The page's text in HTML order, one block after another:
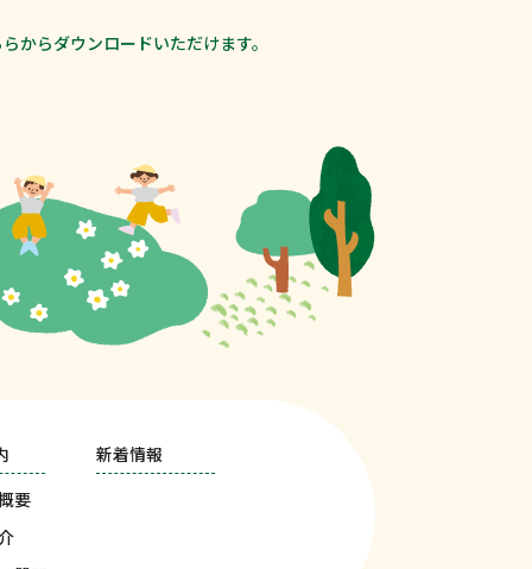
からダウンロードいただけます。
要
新着情報